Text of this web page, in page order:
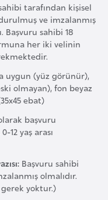
tarafından kişisel
ve imzalanmış
Başvuru sahibi 18
her iki velinin
uygun (yüz görünür),
olmayan), fon beyaz
ebat)
başvuru
12 yaş arası
Başvuru sahibi
olmalıdır.
gerek yoktur.)